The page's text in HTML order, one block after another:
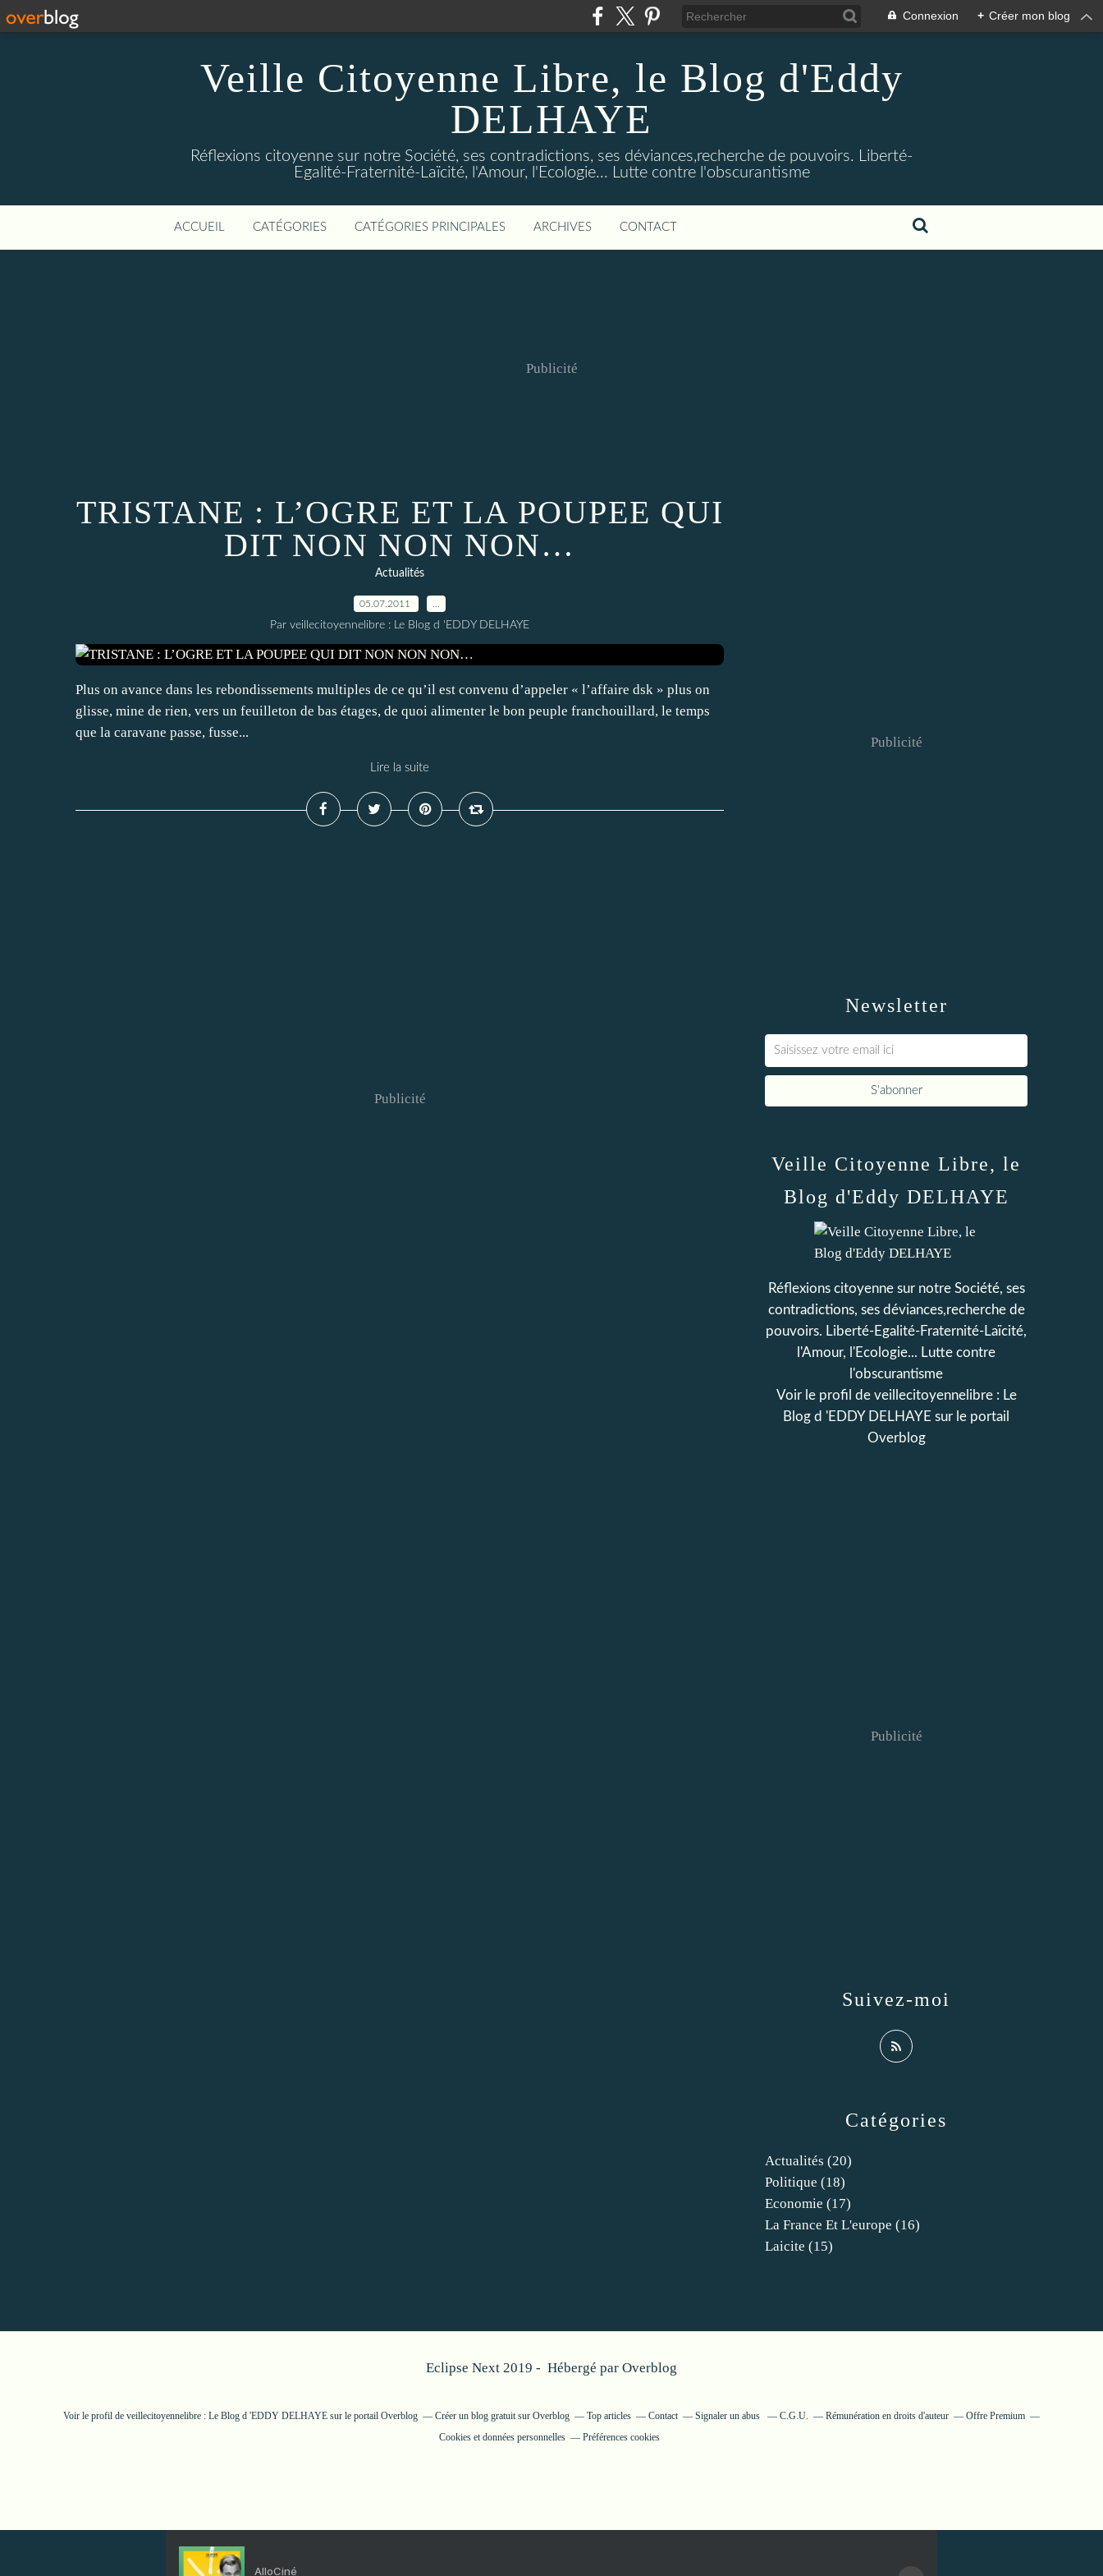
Connexion + Créer mon blog
Veille Citoyenne Libre, le Blog d'Eddy
DELHAYE
Réflexions citoyenne sur notre Société, ses contradictions, ses déviances,recherche de pouvoirs. Liberté-
Egalité-Fraternité-Laïcité, l'Amour, l'Ecologie... Lutte contre l'obscurantisme
ACCUEIL CATÉGORIES CATÉGORIES PRINCIPALES ARCHIVES CONTACT
Publicité
TRISTANE : L’OGRE ET LA POUPEE QUI
DIT NON NON NON…
Actualités
05.07.2011
Par veillecitoyennelibre : Le Blog d 'EDDY DELHAYE
Plus on avance dans les rebondissements multiples de ce qu’il est convenu d’appeler « l’affaire dsk » plus on
glisse, mine de rien, vers un feuilleton de bas étages, de quoi alimenter le bon peuple franchouillard, le temps
que la caravane passe, fusse...
Lire la suite
Publicité
Newsletter
Publicité
Catégories
Actualités (20)
Politique (18)
Economie (17)
La France Et L'europe (16)
Laicite (15)
Veille Citoyenne Libre, le
Blog d'Eddy DELHAYE
Réflexions citoyenne sur notre Société, ses
contradictions, ses déviances,recherche de
pouvoirs. Liberté-Egalité-Fraternité-Laïcité,
l'Amour, l'Ecologie... Lutte contre
l'obscurantisme
Voir le profil de veillecitoyennelibre : Le
Blog d 'EDDY DELHAYE sur le portail
Overblog
Suivez-moi
Publicité
Eclipse Next 2019 - Hébergé par Overblog
Voir le profil de veillecitoyennelibre : Le Blog d 'EDDY DELHAYE sur le portail Overblog Créer un blog gratuit sur Overblog Top articles Contact Signaler un abus C.G.U. Rémunération en droits d'auteur
Offre Premium
Cookies et données personnelles
Préférences cookies
AlloCiné